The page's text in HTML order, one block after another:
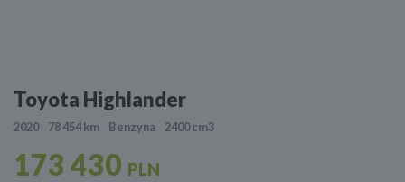
Toyota Highlander
2020 78 454 km Benzyna 2400 cm3
173 430 PLN